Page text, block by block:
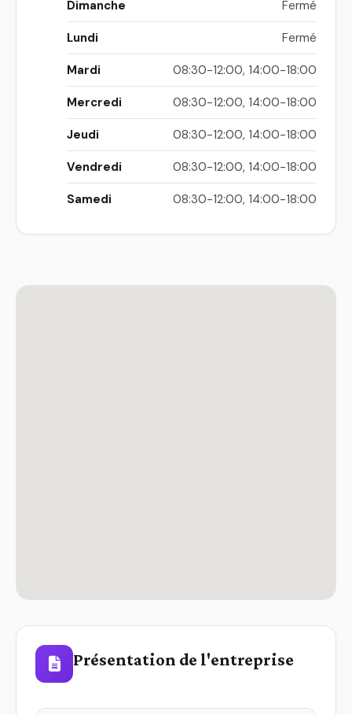
Dimanche Fermé
Lundi Fermé
Mardi 08:30-12:00, 14:00-18:00
Mercredi 08:30-12:00, 14:00-18:00
Jeudi 08:30-12:00, 14:00-18:00
Vendredi 08:30-12:00, 14:00-18:00
Samedi 08:30-12:00, 14:00-18:00
Présentation de l'entreprise